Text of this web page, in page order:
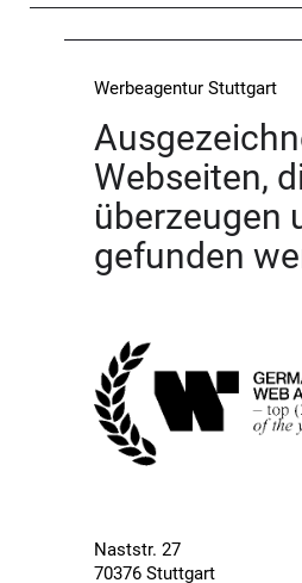
Werbeagentur Stuttgart
Webseiten,
überzeugen
gefunden
Naststr. 27
70376 Stuttgart